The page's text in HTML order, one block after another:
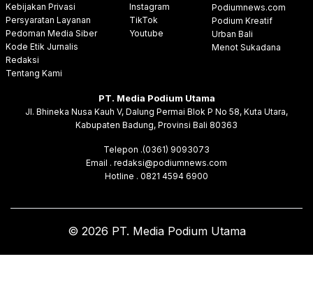
Kebijakan Privasi
Persyaratan Layanan
Pedoman Media Siber
Kode Etik Jurnalis
Redaksi
Tentang Kami
Instagram
TikTok
Youtube
Podiumnews.com
Podium Kreatif
Urban Bali
Menot Sukadana
PT. Media Podium Utama
Jl. Bhineka Nusa Kauh V, Dalung Permai Blok P No 58, Kuta Utara,
Kabupaten Badung, Provinsi Bali 80363
Telepon .(0361) 9093073
Email . redaksi@podiumnews.com
Hotline . 0821 4594 6900
© 2026 PT. Media Podium Utama